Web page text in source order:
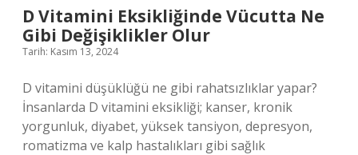
D Vitamini Eksikliğinde Vücutta Ne
Gibi Değişiklikler Olur
Tarih: Kasım 13, 2024
D vitamini düşüklüğü ne gibi rahatsızlıklar yapar?
İnsanlarda D vitamini eksikliği; kanser, kronik
yorgunluk, diyabet, yüksek tansiyon, depresyon,
romatizma ve kalp hastalıkları gibi sağlık